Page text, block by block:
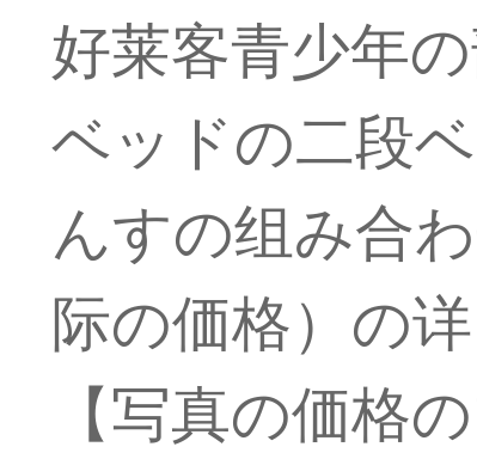
好莱客青少年
ベッドの二段
んすの组み合
际の価格）の
【写真の価格